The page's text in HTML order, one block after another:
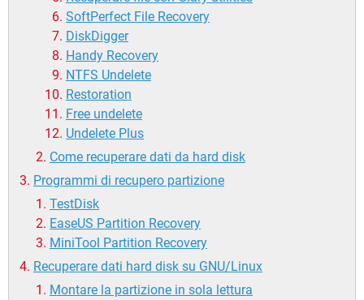
SoftPerfect File Recovery
DiskDigger
Handy Recovery
NTFS Undelete
Restoration
Free undelete
Undelete Plus
Come recuperare dati da hard disk
Programmi di recupero partizione
TestDisk
EaseUS Partition Recovery
MiniTool Partition Recovery
Recuperare dati hard disk su GNU/Linux
Montare la partizione in sola lettura